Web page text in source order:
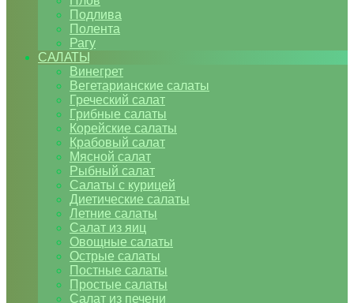
Подлива
Полента
Рагу
САЛАТЫ
Винегрет
Вегетарианские салаты
Греческий салат
Грибные салаты
Корейские салаты
Крабовый салат
Мясной салат
Рыбный салат
Салаты с курицей
Диетические салаты
Летние салаты
Салат из яиц
Овощные салаты
Острые салаты
Постные салаты
Простые салаты
Салат из печени